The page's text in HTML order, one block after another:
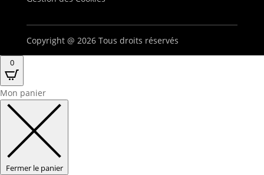
Copyright @ 2026 Tous droits réservés
0
Mon panier
Fermer le panier